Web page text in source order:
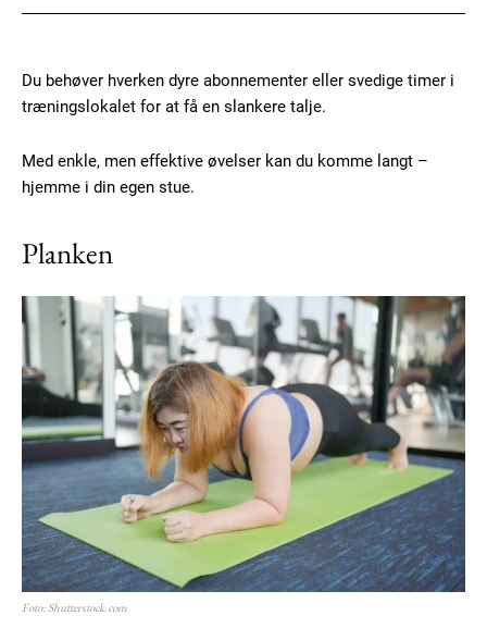
Du behøver hverken dyre abonnementer eller svedige timer i
træningslokalet for at få en slankere talje.
Med enkle, men effektive øvelser kan du komme langt –
hjemme i din egen stue.
Planken
Foto: Shutterstock.com